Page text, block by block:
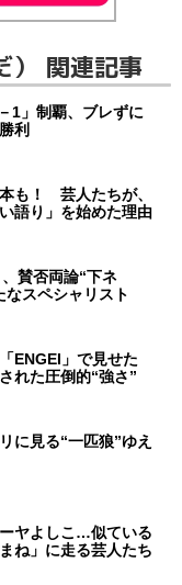
） 関連記事
1」制覇、ブレずに
利
も！ 芸人たちが、
語り」を始めた理由
賛否両論“下ネ
スペシャリスト
ENGEI」で見せた
れた圧倒的“強さ”
に見る“一匹狼”ゆえ
ヤよしこ…似ている
ね」に走る芸人たち